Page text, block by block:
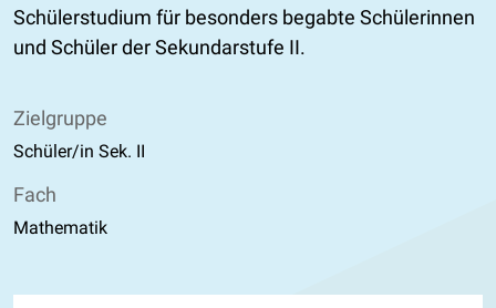
Schülerstudium für besonders begabte Schülerinnen
und Schüler der Sekundarstufe II.
Zielgruppe
Schüler/in Sek. II
Fach
Mathematik